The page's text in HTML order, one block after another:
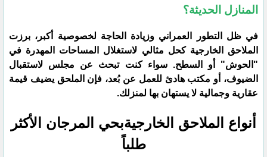
المنازل الحديثة؟
​في ظل التطور العمراني وزيادة الحاجة لخصوصية أكبر، برزت
الملاحق الخارجية كحل مثالي لاستغلال المساحات المهدرة في
"الحوش" أو السطح. سواء كنت تبحث عن مجلس لاستقبال
الضيوف، أو مكتب هادئ للعمل عن بُعد، فإن الملحق يضيف قيمة
عقارية وجمالية لا يستهان بها لمنزلك.
​أنواع الملاحق الخارجيةبحي المرجان الأكثر
طلباً